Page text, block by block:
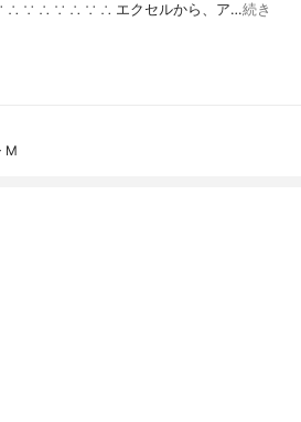
∴ ∵ ∴ ∵ ∴ ∵ ∴ エクセルから、ア…続き
M